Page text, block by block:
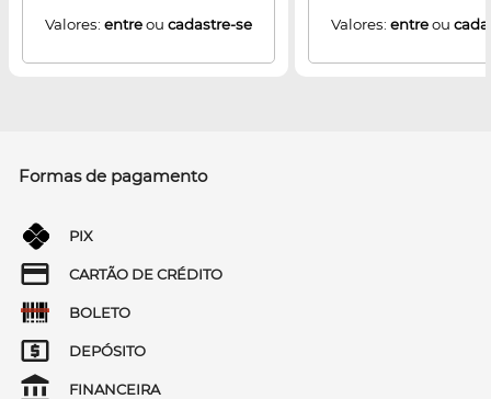
Valores: entreou cadastre-se Valores: entreou
Formas de pagamento
PIX
CARTÃO DE CRÉDITO
BOLETO
DEPÓSITO
FINANCEIRA